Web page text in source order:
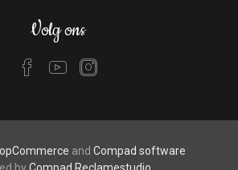
Volg ons
and Compad software